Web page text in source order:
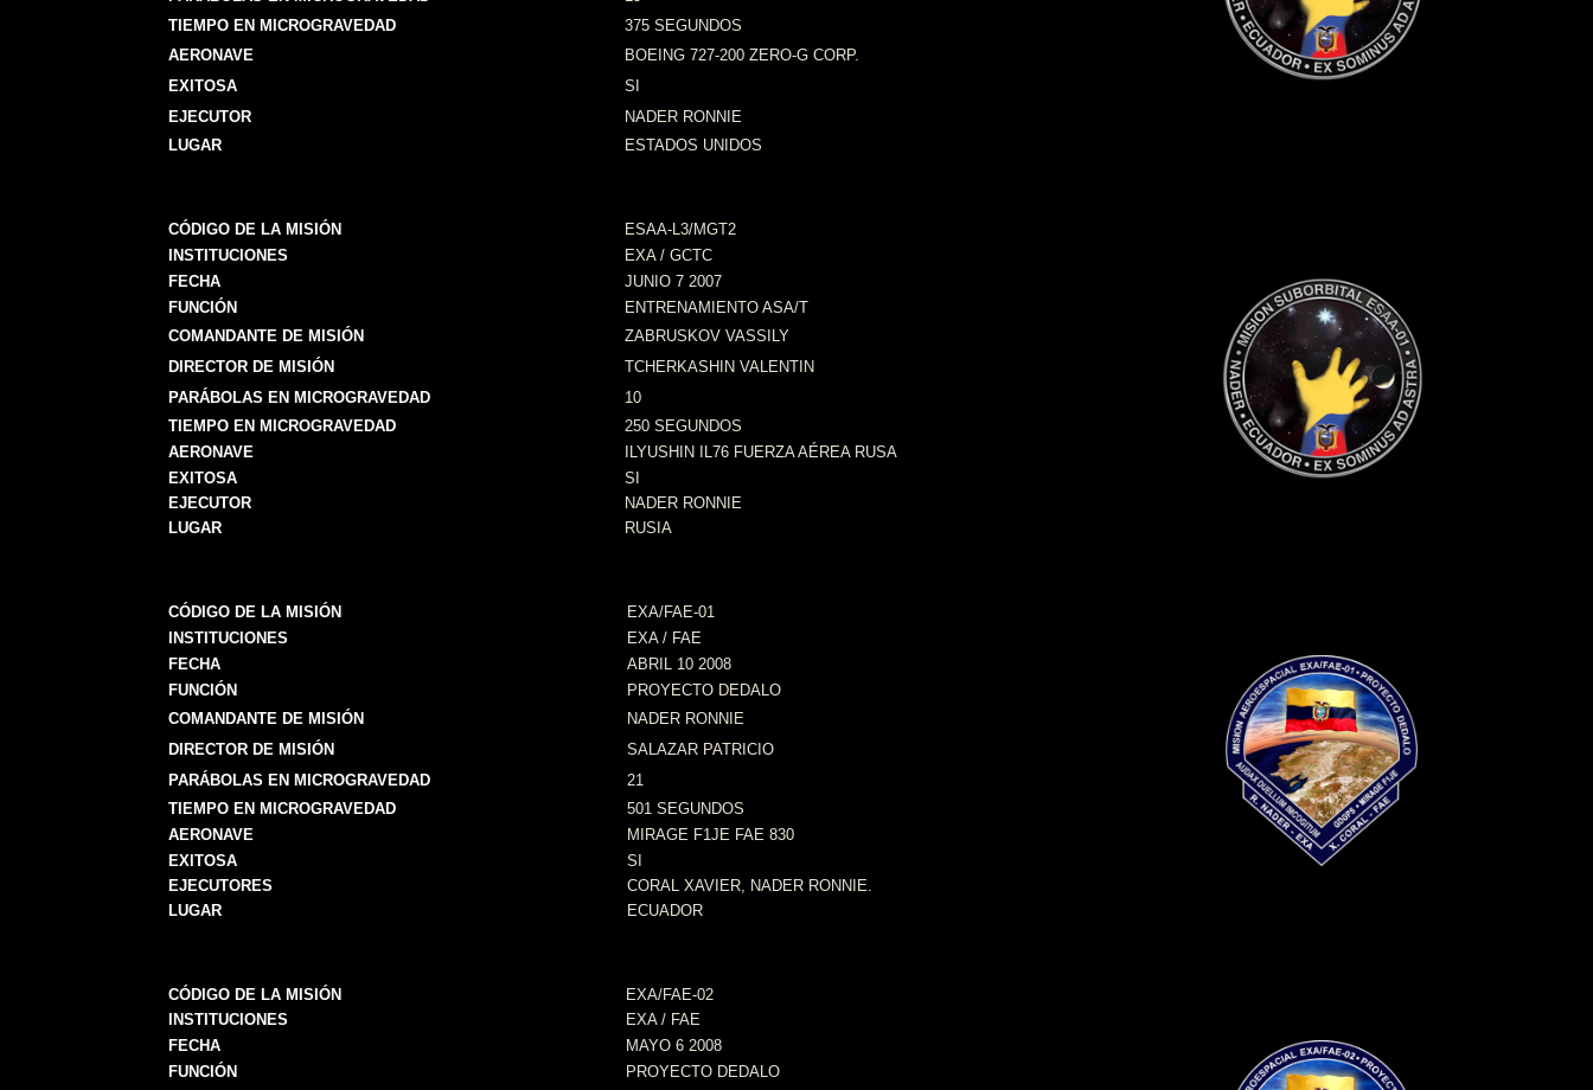
TIEMPO EN MICROGRAVEDAD
375 SEGUNDOS
AERONAVE
BOEING 727-200 ZERO-G CORP.
EXITOSA
SI
EJECUTOR
NADER RONNIE
LUGAR
ESTADOS UNIDOS
CÓDIGO DE LA MISIÓN
ESAA-L3/MGT2
INSTITUCIONES
EXA / GCTC
FECHA
JUNIO 7 2007
FUNCIÓN
ENTRENAMIENTO ASA/T
COMANDANTE DE MISIÓN
ZABRUSKOV VASSILY
DIRECTOR DE MISIÓN
TCHERKASHIN VALENTIN
PARÁBOLAS EN MICROGRAVEDAD
10
TIEMPO EN MICROGRAVEDAD
250 SEGUNDOS
AERONAVE
ILYUSHIN IL76 FUERZA AÉREA RUSA
EXITOSA
SI
EJECUTOR
NADER RONNIE
LUGAR
RUSIA
CÓDIGO DE LA MISIÓN
EXA/FAE-01
INSTITUCIONES
EXA / FAE
FECHA
ABRIL 10 2008
FUNCIÓN
PROYECTO DEDALO
COMANDANTE DE MISIÓN
NADER RONNIE
DIRECTOR DE MISIÓN
SALAZAR PATRICIO
PARÁBOLAS EN MICROGRAVEDAD
21
TIEMPO EN MICROGRAVEDAD
501 SEGUNDOS
AERONAVE
MIRAGE F1JE FAE 830
EXITOSA
SI
EJECUTORES
CORAL XAVIER, NADER RONNIE.
LUGAR
ECUADOR
CÓDIGO DE LA MISIÓN
EXA/FAE-02
INSTITUCIONES
EXA / FAE
FECHA
MAYO 6 2008
FUNCIÓN
PROYECTO DEDALO